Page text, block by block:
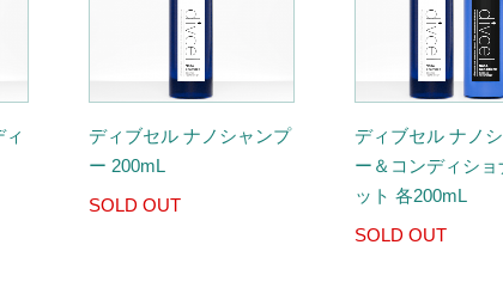
ディブセル ナノシャンプ
ー 200mL
SOLD OUT
ディブセル ナノ
ー＆コンディショ
ット 各200mL
SOLD OUT